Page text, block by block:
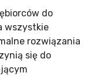
do
wszystkie
rozwiązania
się do